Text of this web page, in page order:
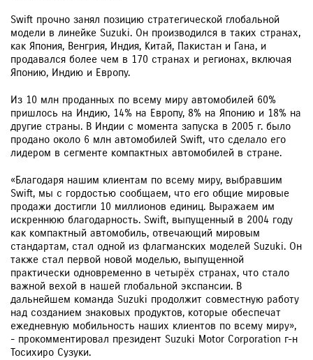
Swift прочно занял позицию стратегической глобальной
модели в линейке Suzuki. Он производился в таких странах,
как Япония, Венгрия, Индия, Китай, Пакистан и Гана, и
продавался более чем в 170 странах и регионах, включая
Японию, Индию и Европу.
Из 10 млн проданных по всему миру автомобилей 60%
пришлось на Индию, 14% на Европу, 8% на Японию и 18% на
другие страны. В Индии с момента запуска в 2005 г. было
продано около 6 млн автомобилей Swift, что сделало его
лидером в сегменте компактных автомобилей в стране.
«Благодаря нашим клиентам по всему миру, выбравшим
Swift, мы с гордостью сообщаем, что его общие мировые
продажи достигли 10 миллионов единиц. Выражаем им
искреннюю благодарность. Swift, выпущенный в 2004 году
как компактный автомобиль, отвечающий мировым
стандартам, стал одной из флагманских моделей Suzuki. Он
также стал первой новой моделью, выпущенной
практически одновременно в четырёх странах, что стало
важной вехой в нашей глобальной экспансии. В
дальнейшем команда Suzuki продолжит совместную работу
над созданием знаковых продуктов, которые обеспечат
ежедневную мобильность наших клиентов по всему миру»,
- прокомментировал президент Suzuki Motor Corporation г-н
Тосихиро Сузуки.